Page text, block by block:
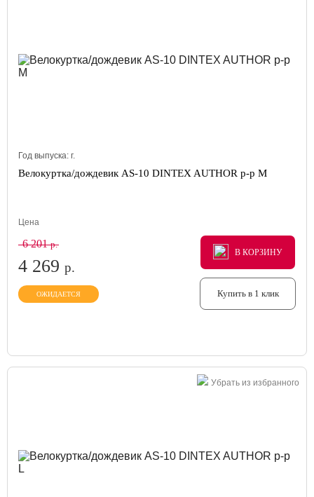
Год выпуска: г.
Велокуртка/дождевик AS-10 DINTEX AUTHOR р-р M
Цена
6 201р.
4 269 р.
ОЖИДАЕТСЯ
В КОРЗИНУ
В КОРЗИНУ
В КОРЗИНУ
Купить в 1 клик
Убрать из избранного